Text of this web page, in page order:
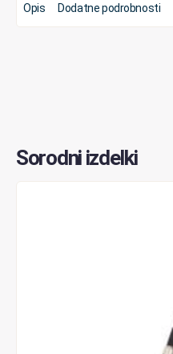
Opis Dodatne podrobnosti
Sorodni izdelki